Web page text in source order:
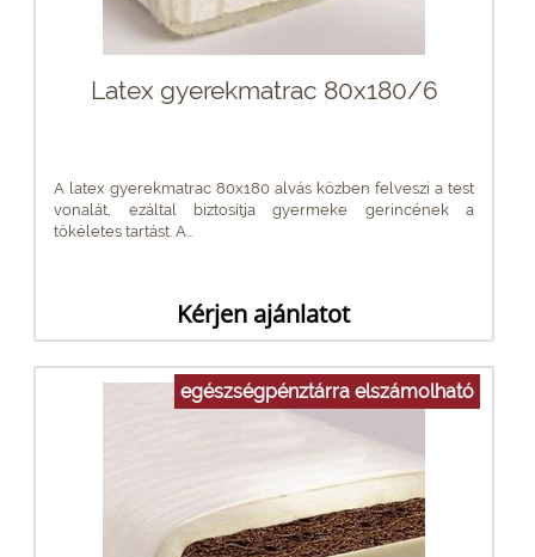
Latex gyerekmatrac 80x180/6
A latex gyerekmatrac 80x180 alvás közben felveszi a test
vonalát, ezáltal biztosítja gyermeke gerincének a
tökéletes tartást. A...
Kérjen ajánlatot
egészségpénztárra elszámolható